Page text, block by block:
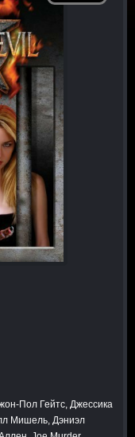
Пол Гейтс, Джессика
Мишель, Дэниэл